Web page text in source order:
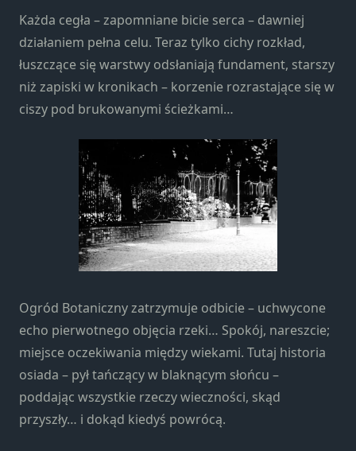
Każda cegła – zapomniane bicie serca – dawniej
działaniem pełna celu. Teraz tylko cichy rozkład,
łuszczące się warstwy odsłaniają fundament, starszy
niż zapiski w kronikach – korzenie rozrastające się w
ciszy pod brukowanymi ścieżkami…
Ogród Botaniczny zatrzymuje odbicie – uchwycone
echo pierwotnego objęcia rzeki… Spokój, nareszcie;
miejsce oczekiwania między wiekami. Tutaj historia
osiada – pył tańczący w blaknącym słońcu –
poddając wszystkie rzeczy wieczności, skąd
przyszły… i dokąd kiedyś powrócą.
znikną ze strony
internetowej.
Marketing
Udostępniając
swoje
zainteresowania i
zachowania
podczas
odwiedzania naszej
strony, zwiększasz
szansę na
zobaczenie
spersonalizowanych